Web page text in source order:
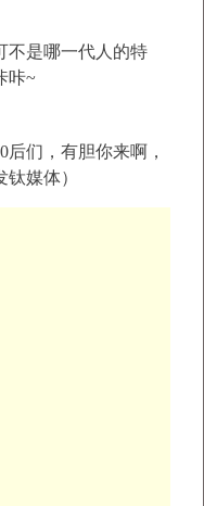
不是哪一代人的特
咔~
们，有胆你来啊，
媒体）